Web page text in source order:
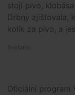
stojí pivo,
Drbny zjišťovala,
kolik za pivo, a
Oficiální program